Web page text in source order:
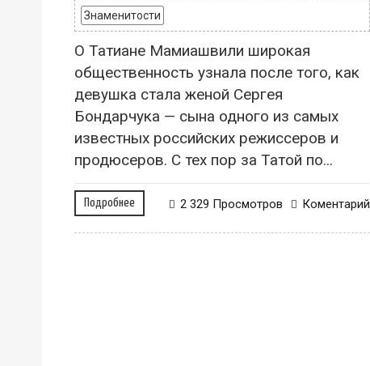
Знаменитости
О Татиане Мамиашвили широкая
общественность узнала после того, как
девушка стала женой Сергея
Бондарчука — сына одного из самых
известных российских режиссеров и
продюсеров. С тех пор за Татой по...
Подробнее Коментарий
2 329 Просмотров